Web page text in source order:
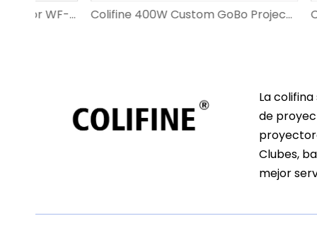
Colifine 400W Custom GoBo Projector Projector para la industria de la industria a gran escala para publicidad al aire libre WF-C-CL400
La
de
Clubes,
mejor